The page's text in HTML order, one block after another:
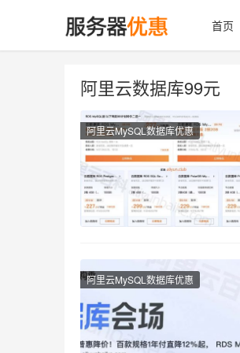
首页
阿里云数据库99元
阿里云MySQL数据库优惠
阿里云MySQL数据库优惠